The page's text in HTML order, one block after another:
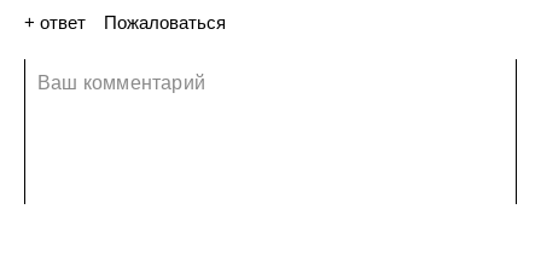
+ ответ
Пожаловаться